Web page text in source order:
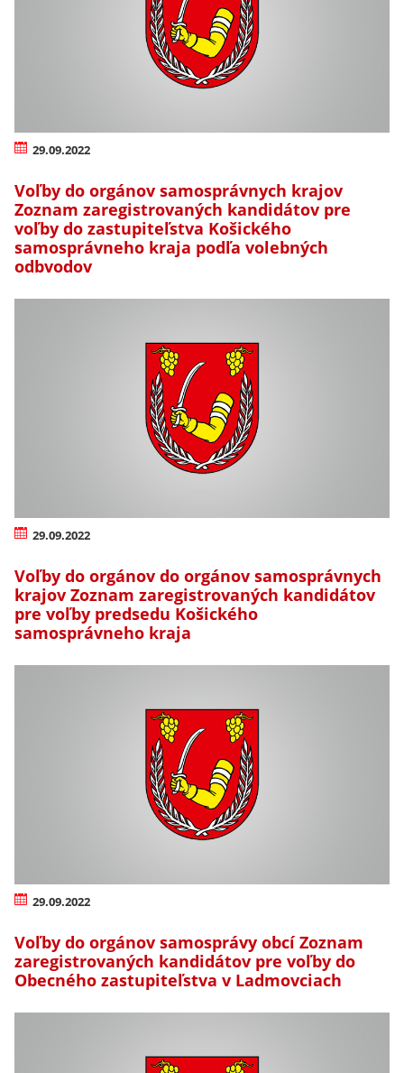
29.09.2022
Voľby do orgánov samosprávnych krajov
Zoznam zaregistrovaných kandidátov pre
voľby do zastupiteľstva Košického
samosprávneho kraja podľa volebných
odbvodov
29.09.2022
Voľby do orgánov do orgánov samosprávnych
krajov Zoznam zaregistrovaných kandidátov
pre voľby predsedu Košického
samosprávneho kraja
29.09.2022
Voľby do orgánov samosprávy obcí Zoznam
zaregistrovaných kandidátov pre voľby do
Obecného zastupiteľstva v Ladmovciach